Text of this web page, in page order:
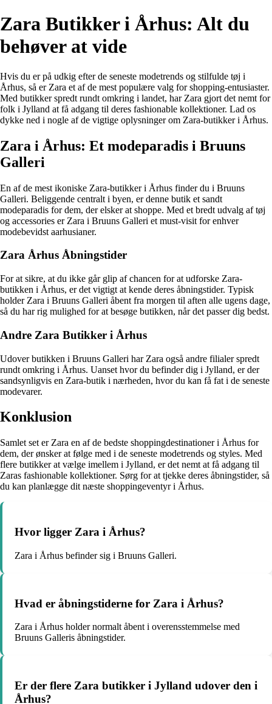
Zara Butikker i Århus: Alt du
behøver at vide
Hvis du er på udkig efter de seneste modetrends og stilfulde tøj i
Århus, så er Zara et af de mest populære valg for shopping-entusiaster.
Med butikker spredt rundt omkring i landet, har Zara gjort det nemt for
folk i Jylland at få adgang til deres fashionable kollektioner. Lad os
dykke ned i nogle af de vigtige oplysninger om Zara-butikker i Århus.
Zara i Århus: Et modeparadis i Bruuns
Galleri
En af de mest ikoniske Zara-butikker i Århus finder du i Bruuns
Galleri. Beliggende centralt i byen, er denne butik et sandt
modeparadis for dem, der elsker at shoppe. Med et bredt udvalg af tøj
og accessories er Zara i Bruuns Galleri et must-visit for enhver
modebevidst aarhusianer.
Zara Århus Åbningstider
For at sikre, at du ikke går glip af chancen for at udforske Zara-
butikken i Århus, er det vigtigt at kende deres åbningstider. Typisk
holder Zara i Bruuns Galleri åbent fra morgen til aften alle ugens dage,
så du har rig mulighed for at besøge butikken, når det passer dig bedst.
Andre Zara Butikker i Århus
Udover butikken i Bruuns Galleri har Zara også andre filialer spredt
rundt omkring i Århus. Uanset hvor du befinder dig i Jylland, er der
sandsynligvis en Zara-butik i nærheden, hvor du kan få fat i de seneste
modevarer.
Konklusion
Samlet set er Zara en af de bedste shoppingdestinationer i Århus for
dem, der ønsker at følge med i de seneste modetrends og styles. Med
flere butikker at vælge imellem i Jylland, er det nemt at få adgang til
Zaras fashionable kollektioner. Sørg for at tjekke deres åbningstider, så
du kan planlægge dit næste shoppingeventyr i Århus.
Hvor ligger Zara i Århus?
Zara i Århus befinder sig i Bruuns Galleri.
Hvad er åbningstiderne for Zara i Århus?
Zara i Århus holder normalt åbent i overensstemmelse med
Bruuns Galleris åbningstider.
Er der flere Zara butikker i Jylland udover den i
Århus?